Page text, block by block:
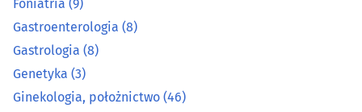
Hematologia
Hepatologia(7)
Implantologia(15)
Foniatria (9)
Gastroenterologia (8)
Gastrologia (8)
Genetyka (3)
Ginekologia, położnictwo (46)